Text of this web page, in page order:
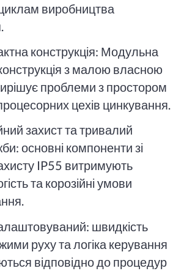
виробництва
конструкція: Модульна
з малою власною
проблеми з простором
цехів цинкування.
захист та тривалий
основні компоненти зі
IP55 витримують
та корозійні умови
швидкість
руху та логіка керування
відповідно до процедур